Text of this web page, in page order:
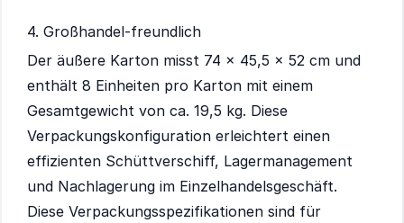
4. Großhandel-freundlich
Der äußere Karton misst 74 × 45,5 × 52 cm und
enthält 8 Einheiten pro Karton mit einem
Gesamtgewicht von ca. 19,5 kg. Diese
Verpackungskonfiguration erleichtert einen
effizienten Schüttverschiff, Lagermanagement
und Nachlagerung im Einzelhandelsgeschäft.
Diese Verpackungsspezifikationen sind für